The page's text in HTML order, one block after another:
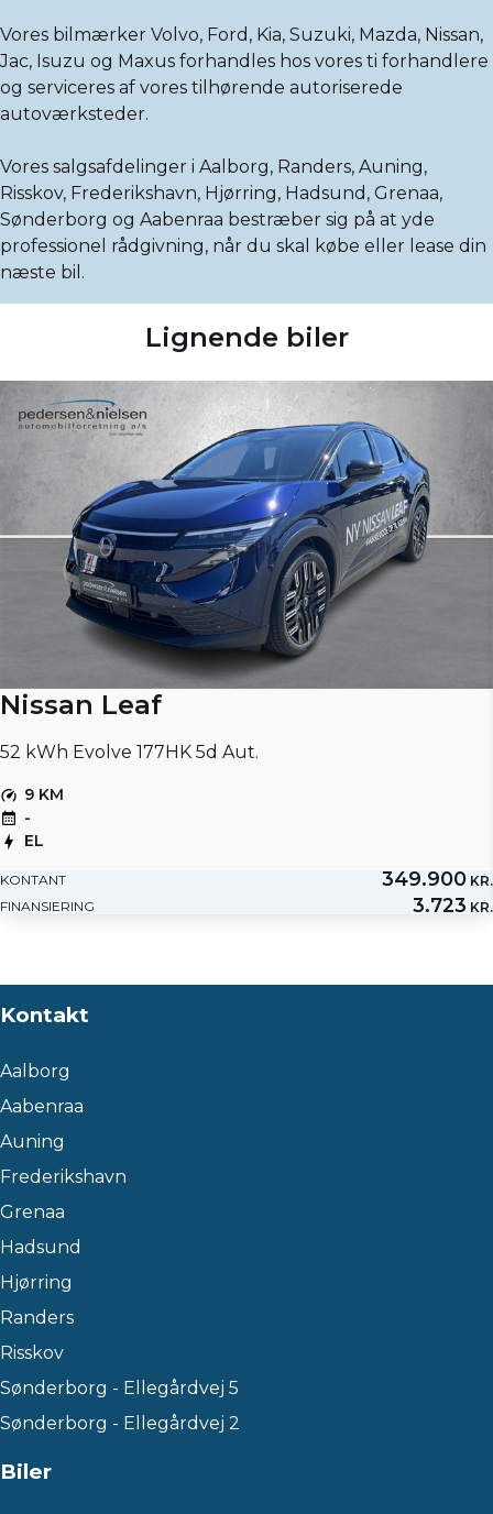
Vores bilmærker Volvo, Ford, Kia, Suzuki, Mazda, Nissan,
Jac, Isuzu og Maxus forhandles hos vores ti forhandlere
og serviceres af vores tilhørende autoriserede
autoværksteder.
Vores salgsafdelinger i Aalborg, Randers, Auning,
Risskov, Frederikshavn, Hjørring, Hadsund, Grenaa,
Sønderborg og Aabenraa bestræber sig på at yde
professionel rådgivning, når du skal købe eller lease din
næste bil.
Lignende biler
Nissan Leaf
52 kWh Evolve 177HK 5d Aut.
9 KM
-
EL
KONTANT 349.900 KR.
FINANSIERING
3.723 KR.
Kontakt
Aalborg
Aabenraa
Auning
Frederikshavn
Grenaa
Hadsund
Hjørring
Randers
Risskov
Sønderborg - Ellegårdvej 5
Sønderborg - Ellegårdvej 2
Biler